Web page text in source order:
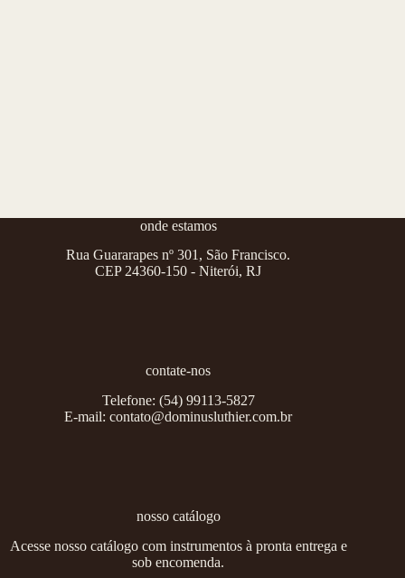
onde estamos
Rua Guararapes nº 301, São Francisco.
CEP 24360-150 - Niterói, RJ
contate-nos
Telefone: (54) 99113-5827
E-mail:contato@dominusluthier.com.br
nosso catálogo
Acesse nosso catálogo com instrumentos à pronta entrega e
sob encomenda.